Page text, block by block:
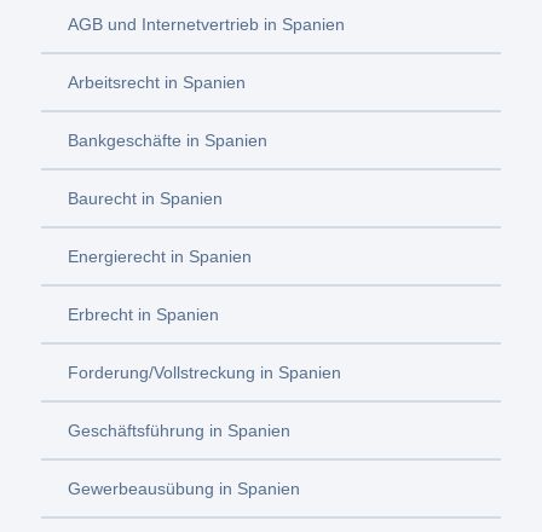
AGB und Internetvertrieb in Spanien
Arbeitsrecht in Spanien
Bankgeschäfte in Spanien
Baurecht in Spanien
Energierecht in Spanien
Erbrecht in Spanien
Forderung/Vollstreckung in Spanien
Geschäftsführung in Spanien
Gewerbeausübung in Spanien